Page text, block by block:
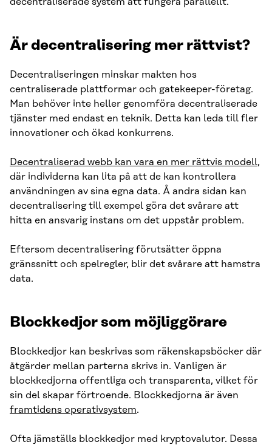
Är decentralisering mer rättvist?
Decentraliseringen minskar makten hos
centraliserade plattformar och gatekeeper-företag.
Man behöver inte heller genomföra decentraliserade
tjänster med endast en teknik. Detta kan leda till fler
innovationer och ökad konkurrens.
Decentraliserad webb kan vara en mer rättvis modell,
där individerna kan lita på att de kan kontrollera
användningen av sina egna data. Å andra sidan kan
decentralisering till exempel göra det svårare att
hitta en ansvarig instans om det uppstår problem.
Eftersom decentralisering förutsätter öppna
gränssnitt och spelregler, blir det svårare att hamstra
data.
Blockkedjor som möjliggörare
Blockkedjor kan beskrivas som räkenskapsböcker där
åtgärder mellan parterna skrivs in. Vanligen är
blockkedjorna offentliga och transparenta, vilket för
sin del skapar förtroende. Blockkedjorna är även
framtidens operativsystem.
Ofta jämställs blockkedjor med kryptovalutor. Dessa